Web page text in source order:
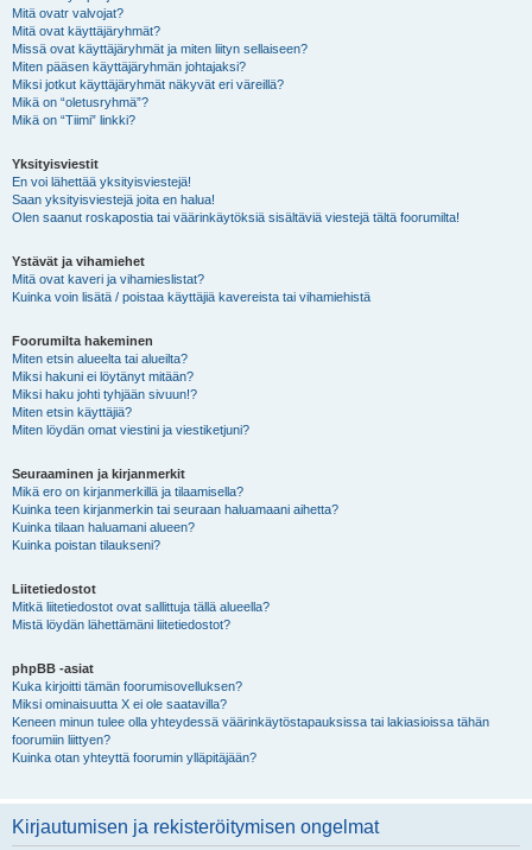
Mitä ovatr valvojat?
Mitä ovat käyttäjäryhmät?
Missä ovat käyttäjäryhmät ja miten liityn sellaiseen?
Miten pääsen käyttäjäryhmän johtajaksi?
Miksi jotkut käyttäjäryhmät näkyvät eri väreillä?
Mikä on “oletusryhmä”?
Mikä on “Tiimi” linkki?
Yksityisviestit
En voi lähettää yksityisviestejä!
Saan yksityisviestejä joita en halua!
Olen saanut roskapostia tai väärinkäytöksiä sisältäviä viestejä tältä foorumilta!
Ystävät ja vihamiehet
Mitä ovat kaveri ja vihamieslistat?
Kuinka voin lisätä / poistaa käyttäjiä kavereista tai vihamiehistä
Foorumilta hakeminen
Miten etsin alueelta tai alueilta?
Miksi hakuni ei löytänyt mitään?
Miksi haku johti tyhjään sivuun!?
Miten etsin käyttäjiä?
Miten löydän omat viestini ja viestiketjuni?
Seuraaminen ja kirjanmerkit
Mikä ero on kirjanmerkillä ja tilaamisella?
Kuinka teen kirjanmerkin tai seuraan haluamaani aihetta?
Kuinka tilaan haluamani alueen?
Kuinka poistan tilaukseni?
Liitetiedostot
Mitkä liitetiedostot ovat sallittuja tällä alueella?
Mistä löydän lähettämäni liitetiedostot?
phpBB -asiat
Kuka kirjoitti tämän foorumisovelluksen?
Miksi ominaisuutta X ei ole saatavilla?
Keneen minun tulee olla yhteydessä väärinkäytöstapauksissa tai lakiasioissa tähän
foorumiin liittyen?
Kuinka otan yhteyttä foorumin ylläpitäjään?
Kirjautumisen ja rekisteröitymisen ongelmat